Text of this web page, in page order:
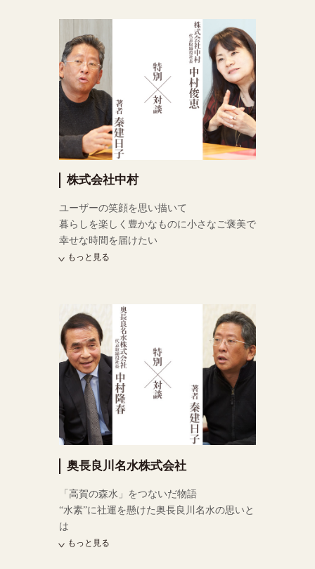
株式会社中村
ユーザーの笑顔を思い描いて
暮らしを楽しく豊かなものに小さなご褒美で
幸せな時間を届けたい
もっと見る
奥長良川名水株式会社
「高賀の森水」をつないだ物語
“水素”に社運を懸けた奥長良川名水の思いと
は
もっと見る